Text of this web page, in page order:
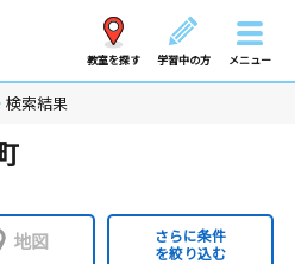
教室を探す 学習中の方 メニュー
検索結果
地図
さらに条件
を絞り込む